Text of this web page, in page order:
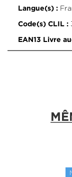
Langue(s) :
Code(s) CLIL :
EAN13 Livre